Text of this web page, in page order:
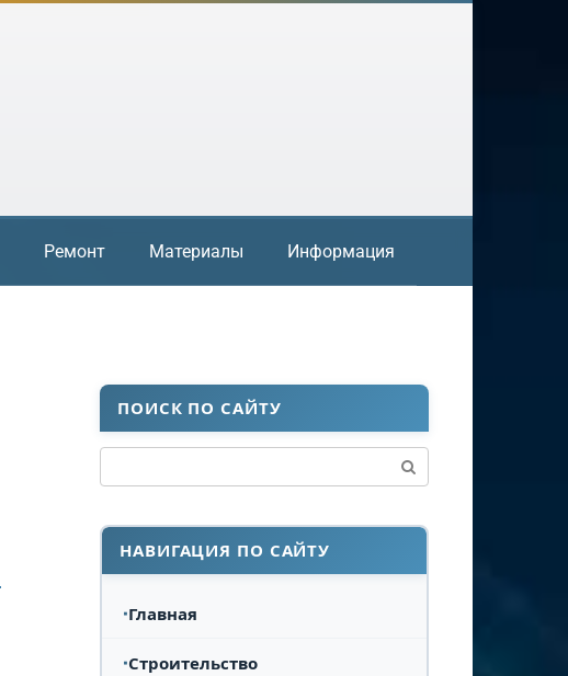
Ремонт Материалы Информация
ПОИСК ПО САЙТУ
НАВИГАЦИЯ ПО САЙТУ
Главная
Строительство